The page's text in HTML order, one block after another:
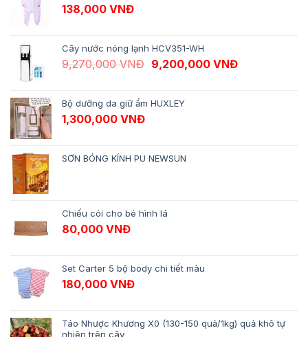
138,000 VNĐ
Cây nước nóng lạnh HCV351-WH
9,270,000VNĐ Giá gốc là: 9,270,000 VNĐ.
9,200,000 VNĐGiá hiện tại
Bộ dưỡng da giữ ẩm HUXLEY
1,300,000 VNĐ
SƠN BÓNG KÍNH PU NEWSUN
Chiếu cói cho bé hình lá
80,000 VNĐ
Set Carter 5 bộ body chi tiết màu
180,000 VNĐ
Táo Nhược Khương X0 (130-150 quả/1kg) quả khô tự
nhiên trên cây